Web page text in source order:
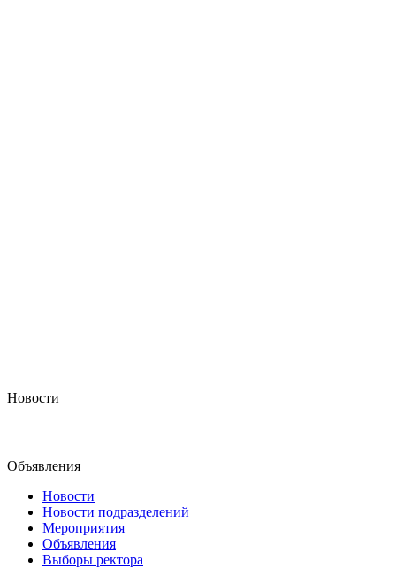
Новости
Объявления
Новости
Новости подразделений
Мероприятия
Объявления
Выборы ректора